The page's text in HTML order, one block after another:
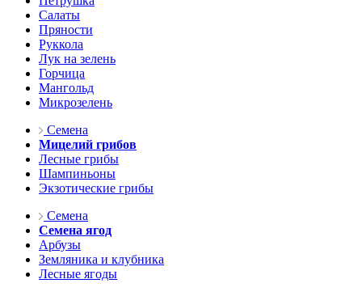
Салаты
Пряности
Руккола
Лук на зелень
Горчица
Мангольд
Микрозелень
Семена
Мицелий грибов
Лесные грибы
Шампиньоны
Экзотические грибы
Семена
Семена ягод
Арбузы
Земляника и клубника
Лесные ягоды